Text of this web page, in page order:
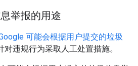
举报的用途
可能会根据用户提交的垃圾
对违规行为采取人工处置措施。